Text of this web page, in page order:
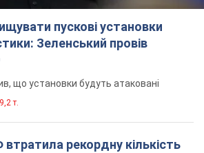
пускові установки
Зеленський провів
що установки будуть атаковані
т.
втратила рекордну кількість